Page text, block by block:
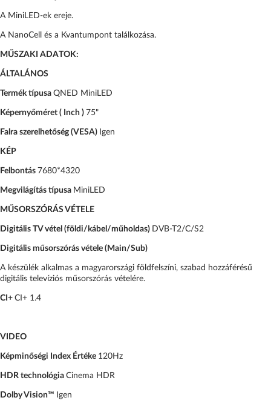
A MiniLED-ek ereje.
A NanoCell és a Kvantumpont találkozása.
MŰSZAKI ADATOK:
ÁLTALÁNOS
Termék típusa QNED MiniLED
Képernyőméret ( Inch ) 75"
Falra szerelhetőség (VESA) Igen
KÉP
Felbontás 7680*4320
Megvilágítás típusa MiniLED
MŰSORSZÓRÁS VÉTELE
Digitális TV vétel (földi/kábel/műholdas) DVB-T2/C/S2
Digitális műsorszórás vétele (Main/Sub)
A készülék alkalmas a magyarországi földfelszíni, szabad hozzáférésű
digitális televíziós műsorszórás vételére.
CI+ CI+ 1.4
VIDEO
Képminőségi Index Értéke 120Hz
HDR technológia Cinema HDR
Dolby Vision™ Igen